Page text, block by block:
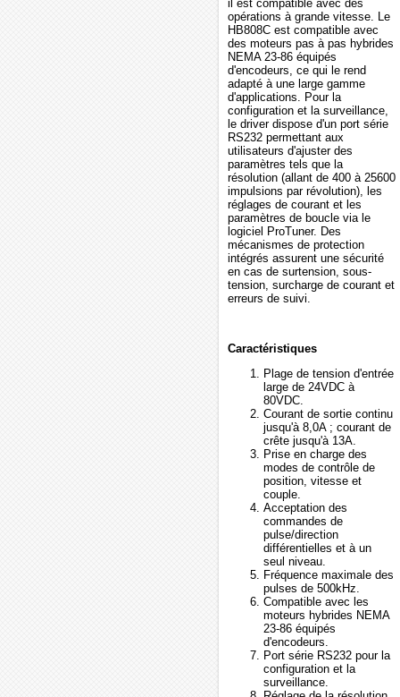
il est compatible avec des
opérations à grande vitesse. Le
HB808C est compatible avec
des moteurs pas à pas hybrides
NEMA 23-86 équipés
d'encodeurs, ce qui le rend
adapté à une large gamme
d'applications. Pour la
configuration et la surveillance,
le driver dispose d'un port série
RS232 permettant aux
utilisateurs d'ajuster des
paramètres tels que la
résolution (allant de 400 à 25600
impulsions par révolution), les
réglages de courant et les
paramètres de boucle via le
logiciel ProTuner. Des
mécanismes de protection
intégrés assurent une sécurité
en cas de surtension, sous-
tension, surcharge de courant et
erreurs de suivi.
Caractéristiques
Plage de tension d'entrée
large de 24VDC à
80VDC.
Courant de sortie continu
jusqu'à 8,0A ; courant de
crête jusqu'à 13A.
Prise en charge des
modes de contrôle de
position, vitesse et
couple.
Acceptation des
commandes de
pulse/direction
différentielles et à un
seul niveau.
Fréquence maximale des
pulses de 500kHz.
Compatible avec les
moteurs hybrides NEMA
23-86 équipés
d'encodeurs.
Port série RS232 pour la
configuration et la
surveillance.